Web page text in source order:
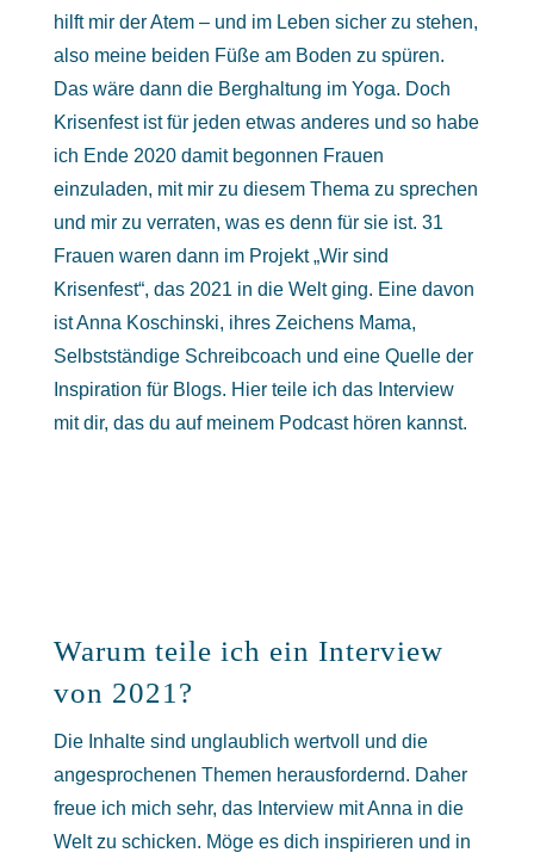
hilft mir der Atem – und im Leben sicher zu stehen,
also meine beiden Füße am Boden zu spüren.
Das wäre dann die Berghaltung im Yoga. Doch
Krisenfest ist für jeden etwas anderes und so habe
ich Ende 2020 damit begonnen Frauen
einzuladen, mit mir zu diesem Thema zu sprechen
und mir zu verraten, was es denn für sie ist. 31
Frauen waren dann im Projekt „Wir sind
Krisenfest“, das 2021 in die Welt ging. Eine davon
ist Anna Koschinski, ihres Zeichens Mama,
Selbstständige Schreibcoach und eine Quelle der
Inspiration für Blogs. Hier teile ich das Interview
mit dir, das du auf meinem Podcast hören kannst.
Warum teile ich ein Interview
von 2021?
Die Inhalte sind unglaublich wertvoll und die
angesprochenen Themen herausfordernd. Daher
freue ich mich sehr, das Interview mit Anna in die
Welt zu schicken. Möge es dich inspirieren und in